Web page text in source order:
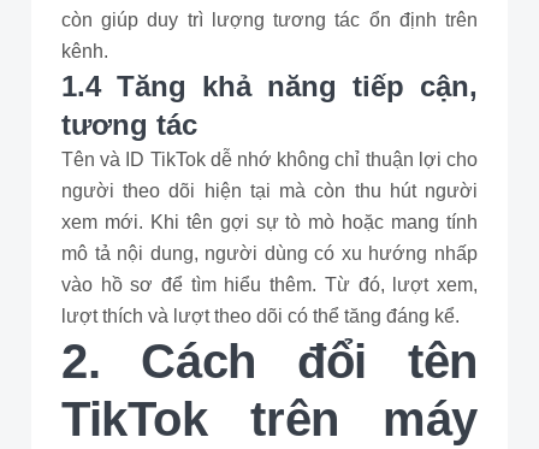
còn giúp duy trì lượng tương tác ổn định trên
kênh.
1.4 Tăng khả năng tiếp cận,
tương tác
Tên và ID TikTok dễ nhớ không chỉ thuận lợi cho
người theo dõi hiện tại mà còn thu hút người
xem mới. Khi tên gợi sự tò mò hoặc mang tính
mô tả nội dung, người dùng có xu hướng nhấp
vào hồ sơ để tìm hiểu thêm. Từ đó, lượt xem,
lượt thích và lượt theo dõi có thể tăng đáng kể.
2. Cách đổi tên
TikTok trên máy